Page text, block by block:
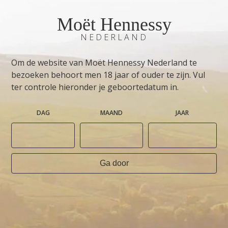
Moët Hennessy
NEDERLAND
Om de website van Moët Hennessy Nederland te
bezoeken behoort men 18 jaar of ouder te zijn. Vul
ter controle hieronder je geboortedatum in.
DAG MAAND JAAR